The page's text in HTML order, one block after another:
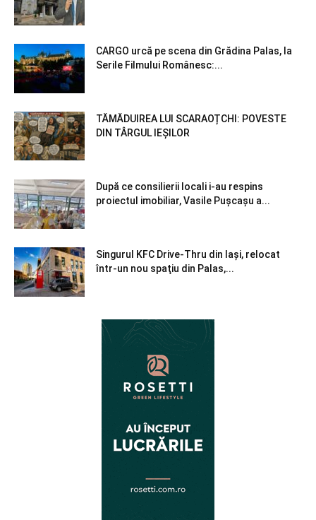
CARGO urcă pe scena din Grădina Palas, la
Serile Filmului Românesc:...
TĂMĂDUIREA LUI SCARAOȚCHI: POVESTE
DIN TÂRGUL IEȘILOR
După ce consilierii locali i-au respins
proiectul imobiliar, Vasile Pușcașu a...
Singurul KFC Drive-Thru din Iași, relocat
într-un nou spaţiu din Palas,...